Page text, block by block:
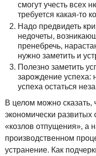
смогут учесть всех
требуется какая-то
Надо предвидеть
недочеты,
пренебречь,
нужно заметить и
Полезно заметить
зарождение успеха:
успеха остаться
В целом можно сказать,
экономически развитых
«козлов отпущения», а
производственном
устранение. Как